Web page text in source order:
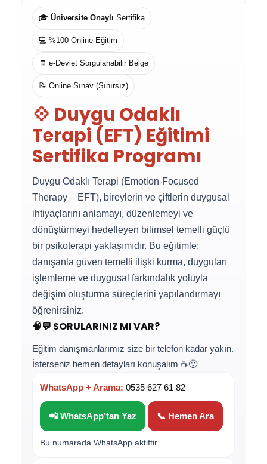
🎓 Üniversite Onaylı Sertifika
💻 %100 Online Eğitim
🧾 e-Devlet Sorgulanabilir Belge
📝 Online Sınav (Sınırsız)
💠 Duygu Odaklı
Terapi (EFT) Eğitimi
Sertifika Programı
Duygu Odaklı Terapi (Emotion-Focused
Therapy – EFT), bireylerin ve çiftlerin duygusal
ihtiyaçlarını anlamayı, düzenlemeyi ve
dönüştürmeyi hedefleyen bilimsel temelli güçlü
bir psikoterapi yaklaşımıdır. Bu eğitimle;
danışanla güven temelli ilişki kurma, duyguları
işlemleme ve duygusal farkındalık yoluyla
değişim oluşturma süreçlerini yapılandırmayı
öğrenirsiniz.
🧠💬 SORULARINIZ MI VAR?
Eğitim danışmanlarımız size bir telefon kadar yakın.
İsterseniz hemen detayları konuşalım ☕🙂
WhatsApp + Arama: 0535 627 61 82
📲 WhatsApp’tan Yaz 📞 Hemen Ara
Bu numarada WhatsApp aktiftir.